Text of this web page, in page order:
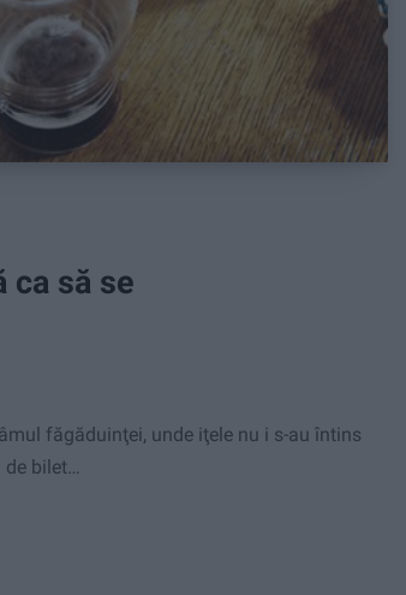
ca să se
făgăduinţei, unde iţele nu i s-au întins
de bilet…